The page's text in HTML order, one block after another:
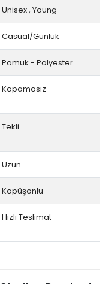
Unisex, Young
Casual/Günlük
Pamuk - Polyester
Kapamasız
Tekli
Uzun
Kapüşonlu
Hızlı Teslimat